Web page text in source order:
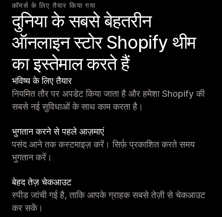
कॉमर्स के लिए तैयार किया गया
दुनिया के सबसे बेहतरीन
ऑनलाइन स्टोर Shopify थीम
का इस्तेमाल करते हैं
भविष्य के लिए तैयार
नियमित तौर पर अपडेट किया जाता है और हमेशा Shopify की
सबसे नई सुविधाओं के साथ काम करता है।
भुगतान करने से पहले आज़माएं
पसंद आने तक कस्टमाइज़ करें। सिर्फ़ प्रकाशित करते समय
भुगतान करें।
बेहद तेज़ चेकआउट
स्पीड जांची गई है, ताकि आपके ग्राहक सबसे तेज़ी से चेकआउट
कर सकें।